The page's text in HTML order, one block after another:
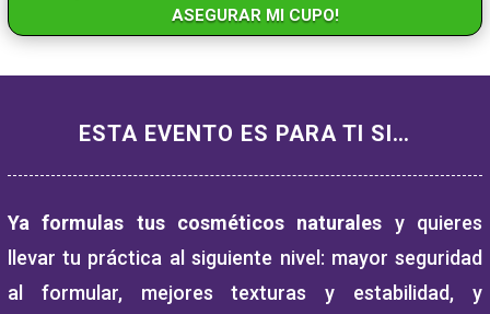
ASEGURAR MI CUPO!
ESTA EVENTO ES PARA TI SI…
Ya formulas tus cosméticos naturales y quieres
llevar tu práctica al siguiente nivel: mayor seguridad
al formular, mejores texturas y estabilidad, y